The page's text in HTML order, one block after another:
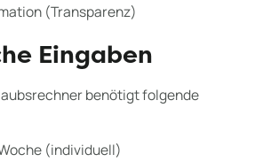
(Transparenz)
Eingaben
benötigt folgende
(individuell)